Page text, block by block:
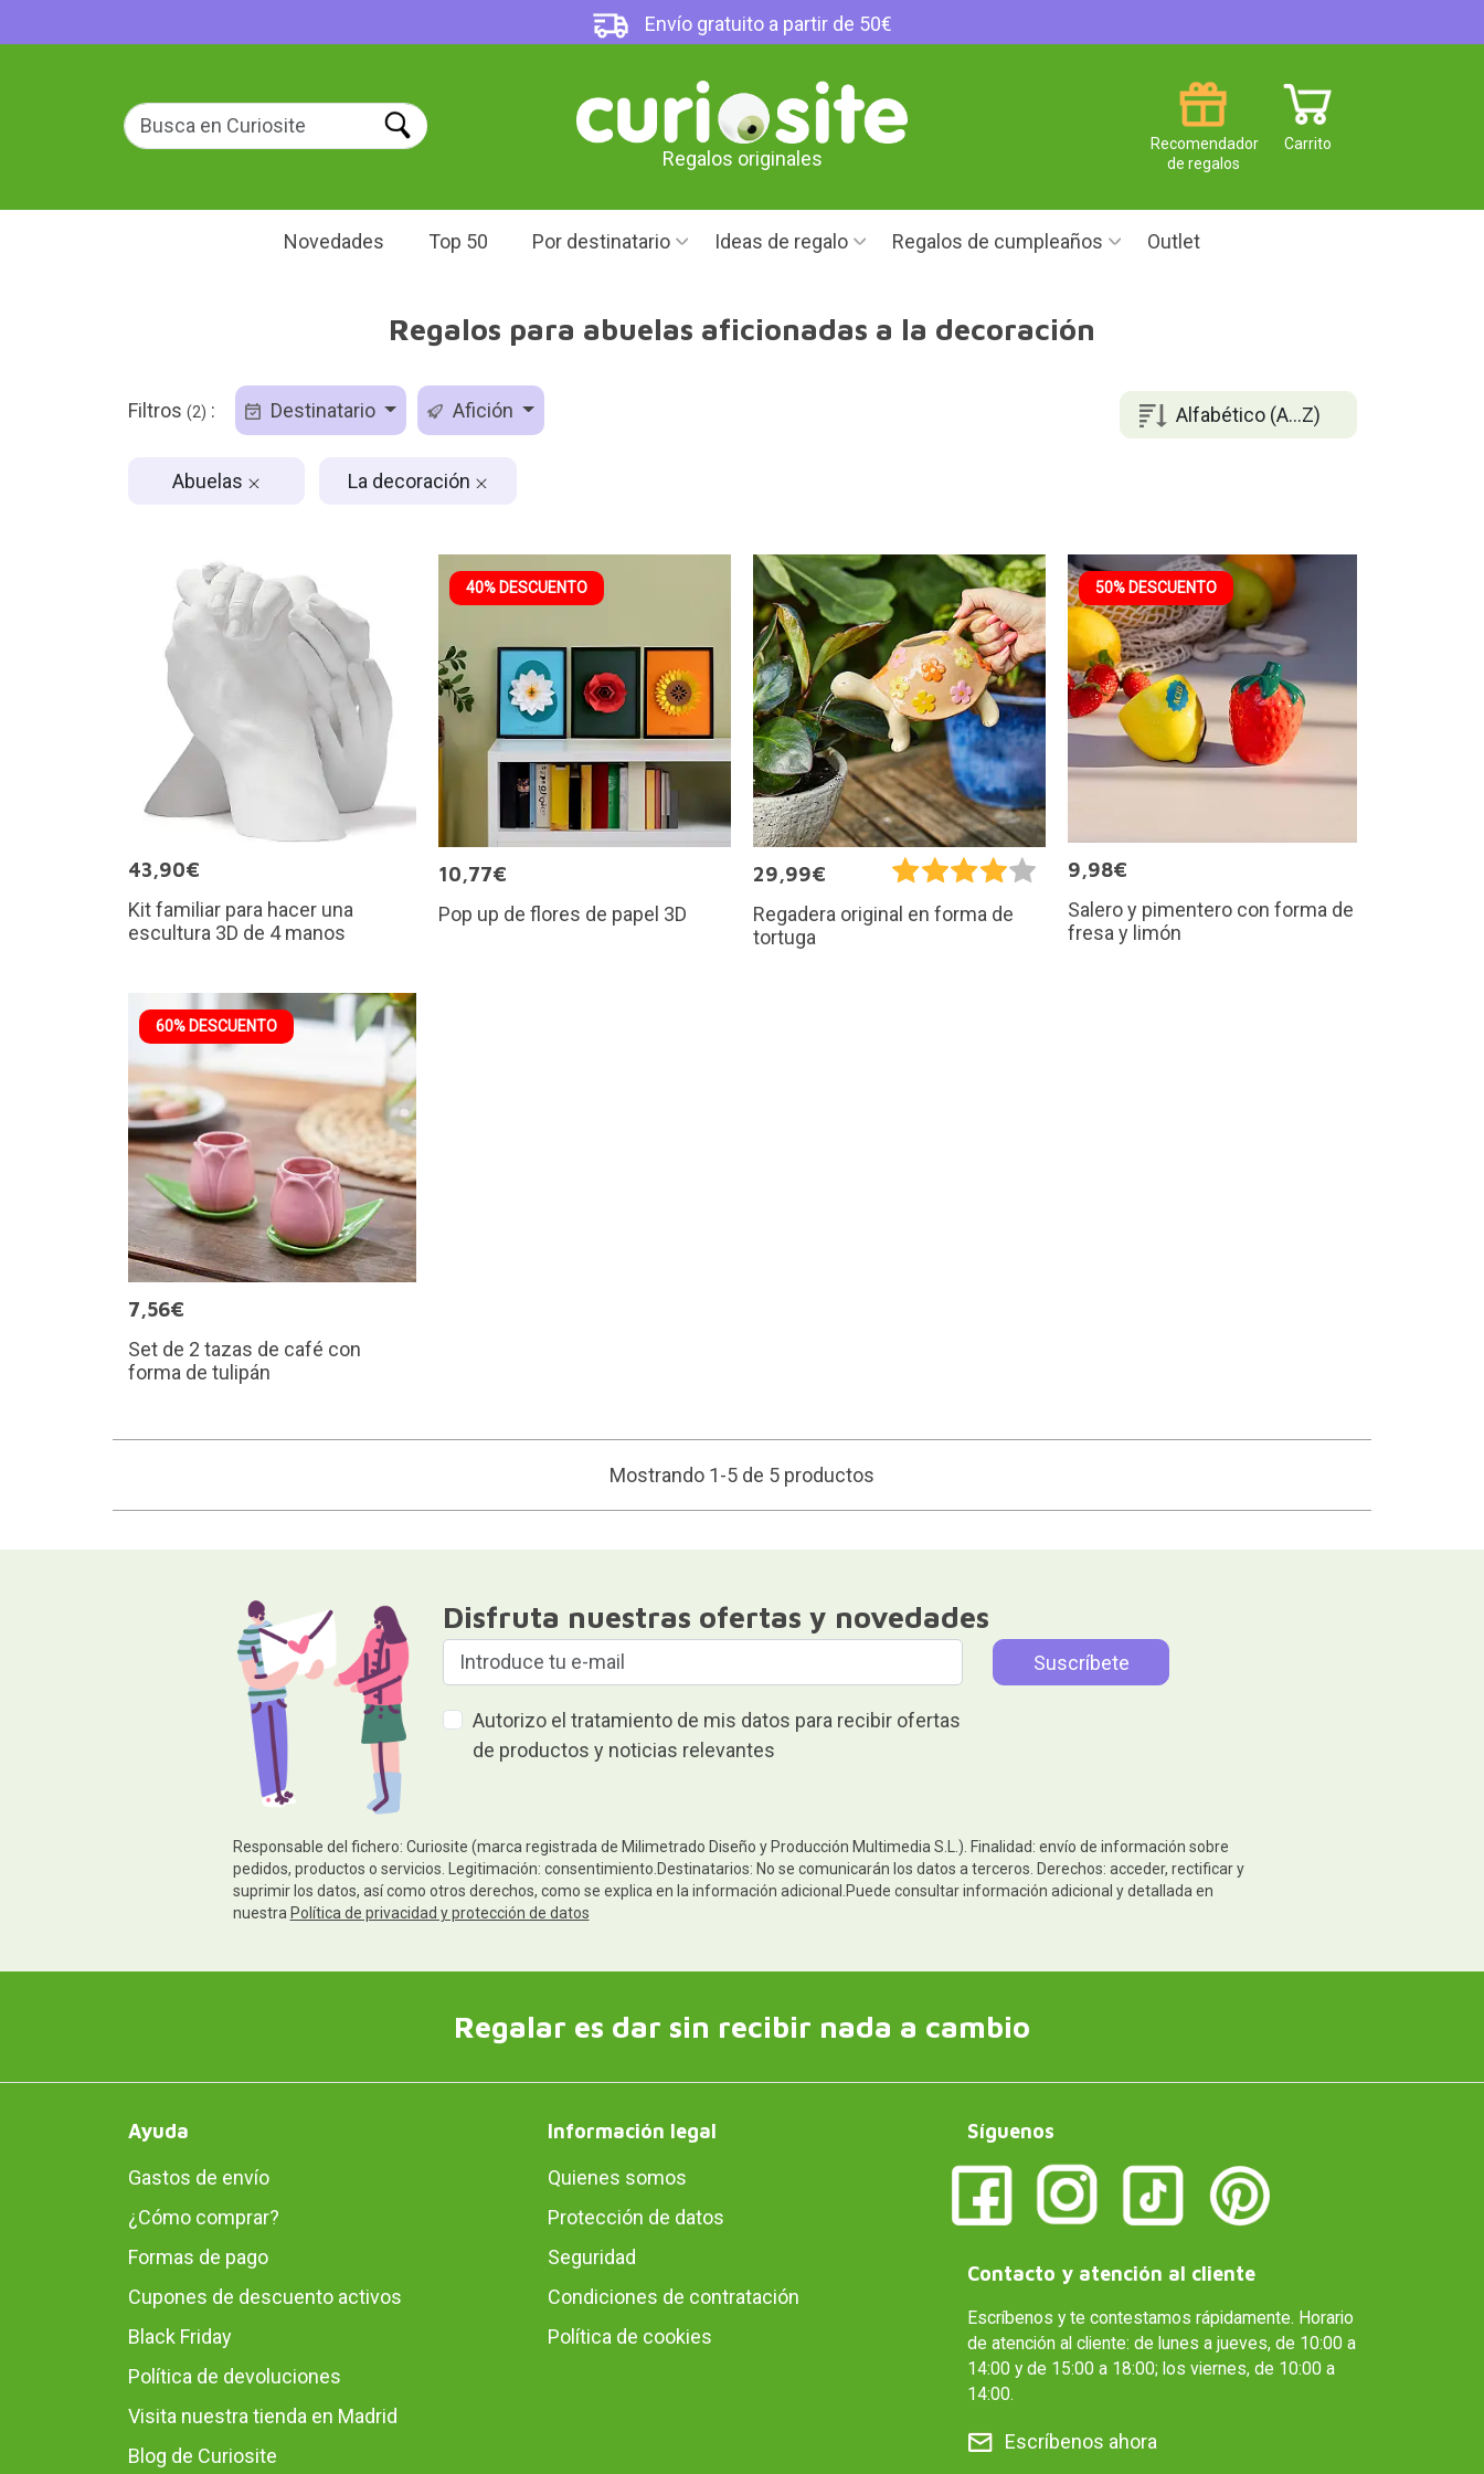
Envío gratuito a partir de 50€
Regalos originales
Carrito
Recomendador
de regalos
Novedades Top 50 Por destinatario Ideas de regalo Regalos de cumpleaños Outlet
Regalos para abuelas aficionadas a la decoración
Alfabético (A...Z)
Filtros (2) : Destinatario Afición
Abuelas La decoración
43,90€
Kit familiar para hacer una
escultura 3D de 4 manos
40% DESCUENTO
10,77€
Pop up de flores de papel 3D
29,99€
Regadera original en forma de
tortuga
50% DESCUENTO
9,98€
Salero y pimentero con forma de
fresa y limón
60% DESCUENTO
7,56€
Set de 2 tazas de café con
forma de tulipán
Mostrando 1-5 de 5 productos
Disfruta nuestras ofertas y novedades
Autorizo el tratamiento de mis datos para recibir ofertas
de productos y noticias relevantes
Responsable del fichero: Curiosite (marca registrada de Milimetrado Diseño y Producción Multimedia S.L.). Finalidad: envío de información sobre
pedidos, productos o servicios. Legitimación: consentimiento.Destinatarios: No se comunicarán los datos a terceros. Derechos: acceder, rectificar y
suprimir los datos, así como otros derechos, como se explica en la información adicional.Puede consultar información adicional y detallada en
nuestra Política de privacidad y protección de datos
Regalar es dar sin recibir nada a cambio
Ayuda
Gastos de envío
¿Cómo comprar?
Formas de pago
Cupones de descuento activos
Black Friday
Política de devoluciones
Visita nuestra tienda en Madrid
Blog de Curiosite
Información legal
Quienes somos
Protección de datos
Seguridad
Condiciones de contratación
Política de cookies
Síguenos
Contacto y atención al cliente
Escríbenos y te contestamos rápidamente. Horario
de atención al cliente: de lunes a jueves, de 10:00 a
14:00 y de 15:00 a 18:00; los viernes, de 10:00 a
14:00.
Escríbenos ahora